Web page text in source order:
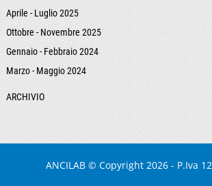
Aprile - Luglio 2025
Ottobre - Novembre 2025
Gennaio - Febbraio 2024
Marzo - Maggio 2024
ARCHIVIO
ANCILAB© Copyright 2026 - P.Iva